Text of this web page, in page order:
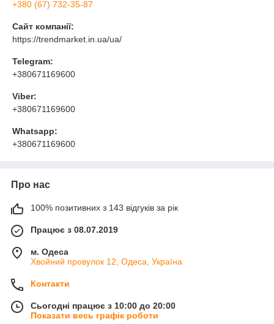
+380 (67) 732-35-87
Сайт компанії:
https://trendmarket.in.ua/ua/
Telegram:
+380671169600
Viber:
+380671169600
Whatsapp:
+380671169600
Про нас
100% позитивних з 143 відгуків за рік
Працює з 08.07.2019
м. Одеса
Хвойний провулок 12, Одеса, Україна
Контакти
Сьогодні працює з 10:00 до 20:00
Показати весь графік роботи